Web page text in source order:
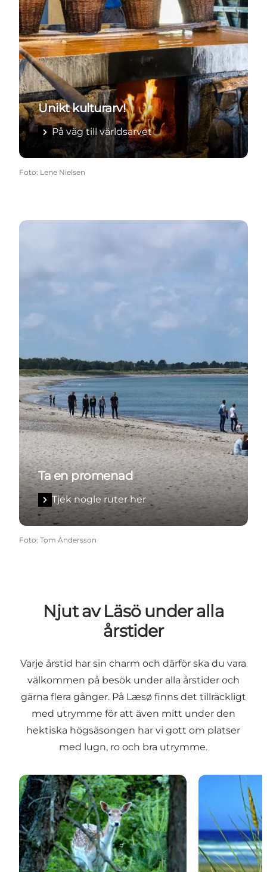
Unikt kulturarv!
På väg till världsarvet
Foto: Lene Nielsen
Vandringsleder på Læsø
Ta en promenad
Tjek nogle ruter her
Foto: Tom Andersson
Njut av Läsö under alla
årstider
Varje årstid har sin charm och därför ska du vara
välkommen på besök under alla årstider och
gärna flera gånger. På Læsø finns det tillräckligt
med utrymme för att även mitt under den
hektiska högsäsongen har vi gott om platser
med lugn, ro och bra utrymme.
Forår på Læsø Sommer på